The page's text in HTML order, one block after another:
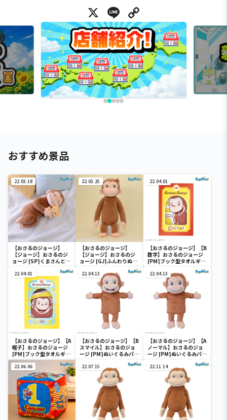
X Line
おすすめ景品
22.03.18
【おさるのジョージ】
【ジョージ】おさるのジ
ョージ [SP]くまさんとす
22.03.25
【おさるのジョージ】
【ジョージ】おさるのジ
ョージ [GJ]ふんわりぬい
22.04.01
【おさるのジョージ】【B
数字】おさるのジョージ
[PM]ブック型タオルギフ
22.04.01
【おさるのジョージ】【A
帽子】おさるのジョージ
[PM]ブック型タオルギフ
トボックス
22.04.13
【おさるのジョージ】【B
スマイル】おさるのジョ
ージ [PM]ぬいぐるみパペ
22.04.13
【おさるのジョージ】【A
ノーマル】おさるのジョ
ージ [PM]ぬいぐるみパペ
22.06.06 22.07.15 22.11.14